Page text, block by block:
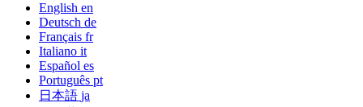
English en
Deutsch de
Français fr
Italiano it
Español es
Português pt
日本語 ja